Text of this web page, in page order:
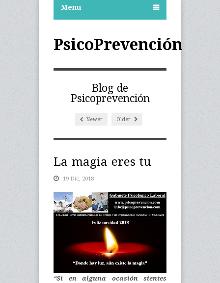
PsicoPrevención
Menu
Blog de
Psicoprevención
Newer Older
La magia eres tu
19 Dic, 2018
“Si en alguna ocasión sientes